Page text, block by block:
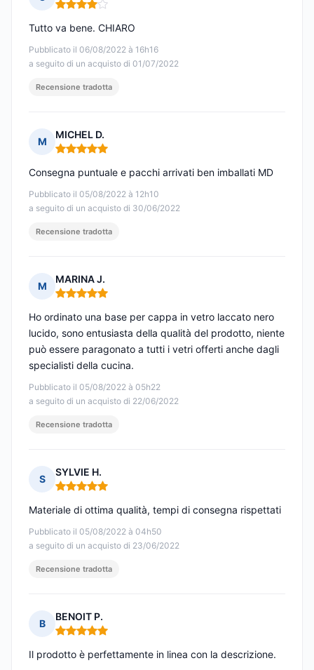
Nota: 4 su 5
Pubblicato il 06/08/2022 à 16h16
a seguito di un acquisto di 01/07/2022
Tutto va bene. CHIARO
Recensione tradotta
M
MICHEL D.
Nota: 5 su 5
Pubblicato il 05/08/2022 à 12h10
a seguito di un acquisto di 30/06/2022
Consegna puntuale e pacchi arrivati ben imballati MD
Recensione tradotta
M
MARINA J.
Nota: 5 su 5
Pubblicato il 05/08/2022 à 05h22
a seguito di un acquisto di 22/06/2022
Ho ordinato una base per cappa in vetro laccato nero
lucido, sono entusiasta della qualità del prodotto, niente
può essere paragonato a tutti i vetri offerti anche dagli
specialisti della cucina.
Recensione tradotta
S
SYLVIE H.
Nota: 5 su 5
Pubblicato il 05/08/2022 à 04h50
a seguito di un acquisto di 23/06/2022
Materiale di ottima qualità, tempi di consegna rispettati
Recensione tradotta
B
BENOIT P.
Nota: 5 su 5
Il prodotto è perfettamente in linea con la descrizione.